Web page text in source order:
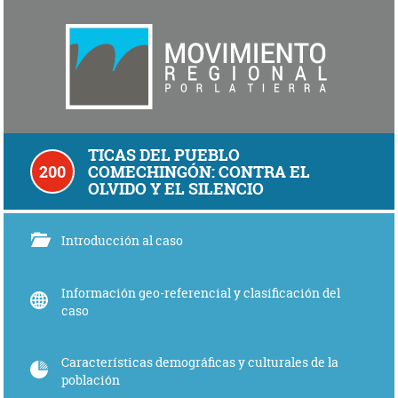
200
TICAS DEL PUEBLO
COMECHINGÓN: CONTRA EL
OLVIDO Y EL SILENCIO
Introducción al caso
Información geo-referencial y clasificación del
caso
Características demográficas y culturales de la
población